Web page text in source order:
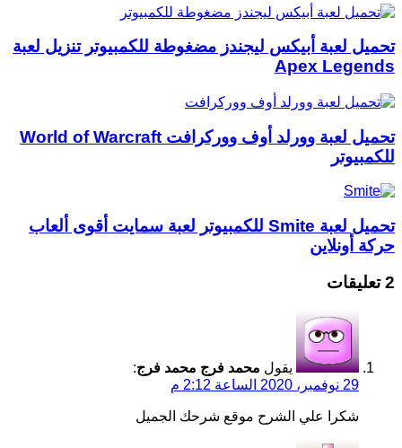
تحميل لعبة أبيكس ليجندز مضغوطة للكمبيوتر تنزيل لعبة
Apex Legends
تحميل لعبة وورلد أوف ووركرافت World of Warcraft
للكمبيوتر
تحميل لعبة Smite للكمبيوتر لعبة سمايت أقوى ألعاب
حركة أونلاين
‫2 تعليقات
يقول محمد فرج محمد فرج:
29 نوفمبر، 2020 الساعة 2:12 م
شكرا علي الشرح موقع شرحك الجميل